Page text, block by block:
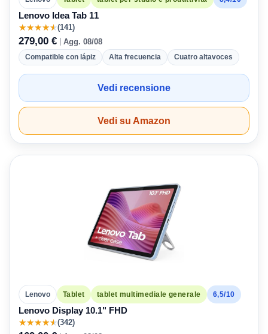
Lenovo Idea Tab 11
★★★★★(141)
279,00 € Agg. 08/08
Compatible con lápiz Alta frecuencia Cuatro altavoces
Vedi recensione
Vedi su Amazon
Lenovo Tablet tablet multimediale generale 6,5/10
Lenovo Display 10.1" FHD
★★★★★(342)